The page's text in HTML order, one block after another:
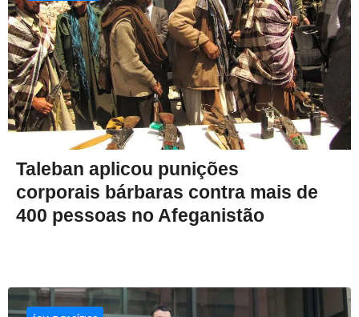
Taleban aplicou punições
corporais bárbaras contra mais de
400 pessoas no Afeganistão